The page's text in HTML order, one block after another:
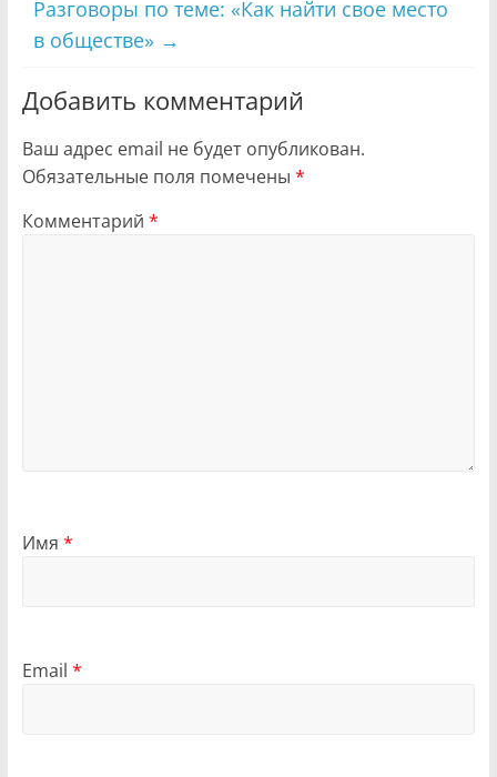
Разговоры по теме: «Как найти свое место
в обществе» →
Добавить комментарий
Ваш адрес email не будет опубликован.
Обязательные поля помечены *
Комментарий *
Имя *
Email *